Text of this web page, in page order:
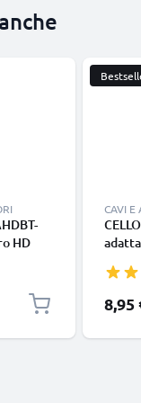
HD
CAVI E
Pro,
Pro,
8,95